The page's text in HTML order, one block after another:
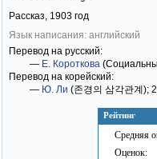
Рейтинг
Средняя
Оценок:
Рассказ, 1903 год
Язык написания: английский
Перевод на русский:
— Е. Короткова
Перевод на корейский:
— Ю. Ли (존경의 삼각관계);